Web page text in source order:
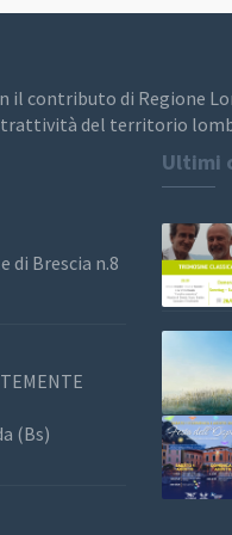
il contributo di Regione
del territorio
di Brescia n.8
(Bs)
Ultimi